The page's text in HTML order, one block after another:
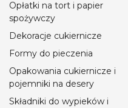
Opłatki na tort i papier
spożywczy
Dekoracje cukiernicze
Formy do pieczenia
Opakowania cukiernicze i
pojemniki na desery
Składniki do wypieków i